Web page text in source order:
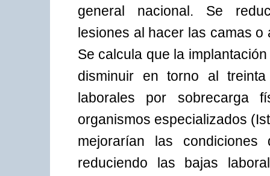
general nacional. Se
lesiones al hacer las camas
Se calcula que la
disminuir en torno al
laborales por sobrecarga
organismos especializados
mejorarían las
reduciendo las bajas